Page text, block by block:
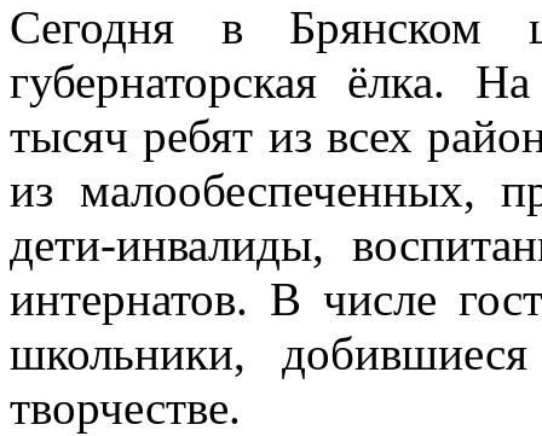
Сегодня в Брянском
губернаторская ёлка.
тысяч ребят из всех
из малообеспеченных,
дети-инвалиды,
интернатов. В числе
школьники,
творчестве.